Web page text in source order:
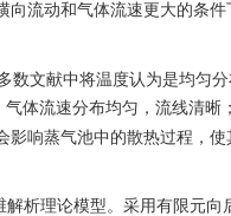
向流动和气体流速更大的条件
数文献中将温度认为是均匀分
体流速分布均匀，流线清晰
影响蒸气池中的散热过程，使
析理论模型。采用有限元向